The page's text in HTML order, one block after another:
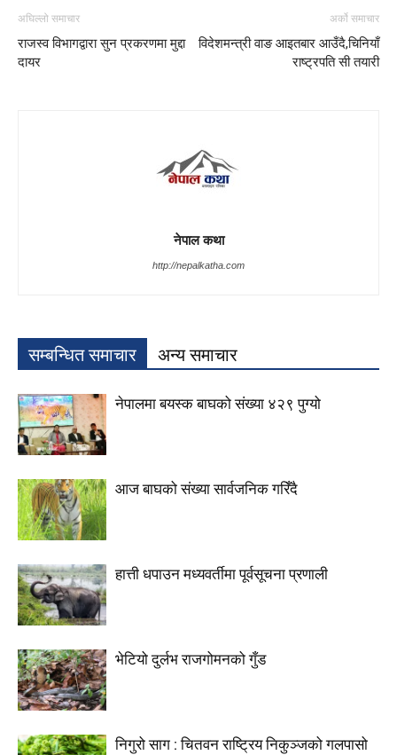
अघिल्लो समाचार
राजस्व विभागद्वारा सुन प्रकरणमा मुद्दा
दायर
अर्को समाचार
विदेशमन्त्री वाङ आइतबार आउँदै,चिनियाँ
राष्ट्रपति सी तयारी
नेपाल कथा
http://nepalkatha.com
सम्बन्धित समाचार अन्य समाचार
नेपालमा बयस्क बाघको संख्या ४२९ पुग्यो
आज बाघको संख्या सार्वजनिक गरिँदै
हात्ती धपाउन मध्यवर्तीमा पूर्वसूचना प्रणाली
भेटियो दुर्लभ राजगोमनको गुँड
निगुरो साग : चितवन राष्ट्रिय निकुञ्जको गलपासो